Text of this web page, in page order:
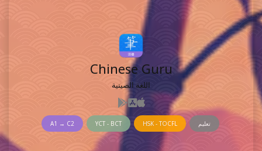
Chinese Guru
اللغة الصينية
تعليم HSK - TOCFL
YCT - BCT
A1 → C2